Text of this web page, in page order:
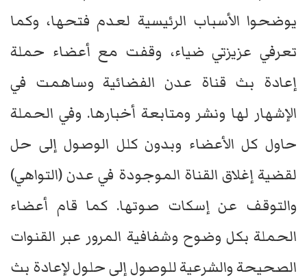
يوضحوا الأسباب الرئيسية لعدم فتحها، وكما
تعرفي عزيزتي ضياء، وقفت مع أعضاء حملة
إعادة بث قناة عدن الفضائية وساهمت في
الإشهار لها ونشر ومتابعة أخبارها. وفي الحملة
حاول كل الأعضاء وبدون كلل الوصول إلى حل
لقضية إغلاق القناة الموجودة في عدن (التواهي)
والتوقف عن إسكات صوتها. كما قام أعضاء
الحملة بكل وضوح وشفافية المرور عبر القنوات
الصحيحة والشرعية للوصول إلى حلول لإعادة بث